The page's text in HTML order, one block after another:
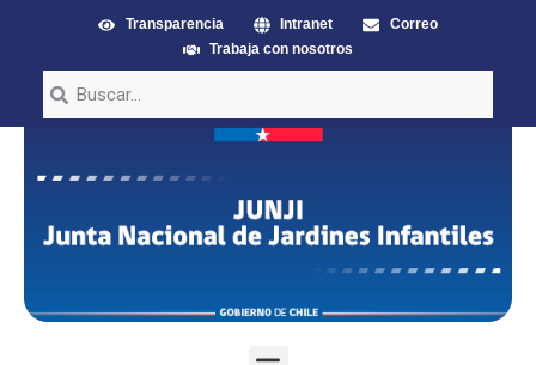
Transparencia Intranet
Correo
Trabaja con nosotros